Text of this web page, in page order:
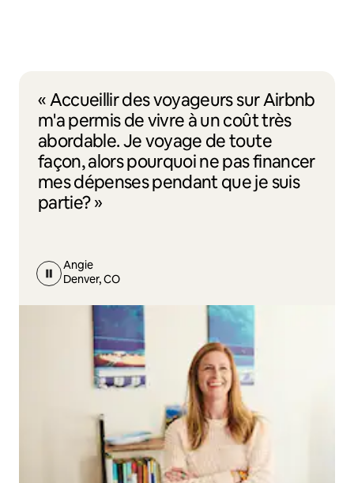
« Accueillir des voyageurs sur Airbnb
m'a permis de vivre à un coût très
abordable. Je voyage de toute
façon, alors pourquoi ne pas financer
mes dépenses pendant que je suis
partie? »
Angie
Denver, CO